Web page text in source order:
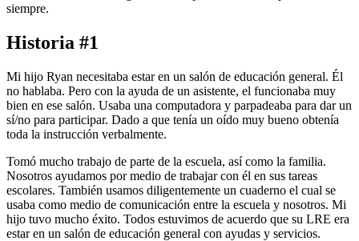
siempre.
Historia #1
Mi hijo Ryan necesitaba estar en un salón de educación general. Él
no hablaba. Pero con la ayuda de un asistente, el funcionaba muy
bien en ese salón. Usaba una computadora y parpadeaba para dar un
sí/no para participar. Dado a que tenía un oído muy bueno obtenía
toda la instrucción verbalmente.
Tomó mucho trabajo de parte de la escuela, así como la familia.
Nosotros ayudamos por medio de trabajar con él en sus tareas
escolares. También usamos diligentemente un cuaderno el cual se
usaba como medio de comunicación entre la escuela y nosotros. Mi
hijo tuvo mucho éxito. Todos estuvimos de acuerdo que su LRE era
estar en un salón de educación general con ayudas y servicios.